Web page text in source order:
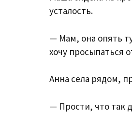
усталость.
— Мам, она опять
хочу просыпаться
Анна села рядом,
— Прости, что так